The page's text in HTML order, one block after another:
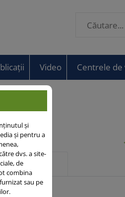
Video Centrele de
acest
și
și pentru a
dvs. a site-
de
combina
sau pe